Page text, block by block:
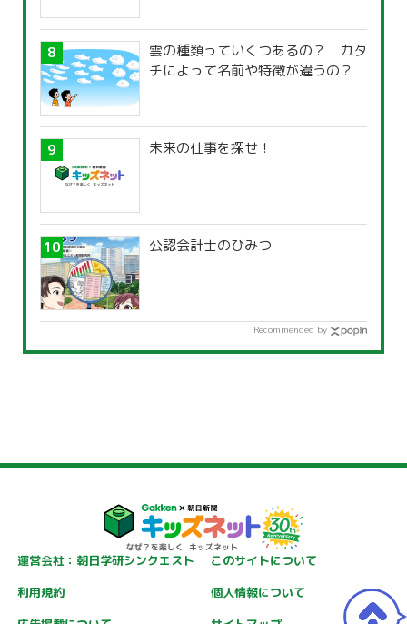
雲の種類っていくつあるの？ カタ
チによって名前や特徴が違うの？
未来の仕事を探せ！
公認会計士のひみつ
Recommended by
運営会社：朝日学研シンクエスト
このサイトについて
利用規約
個人情報について